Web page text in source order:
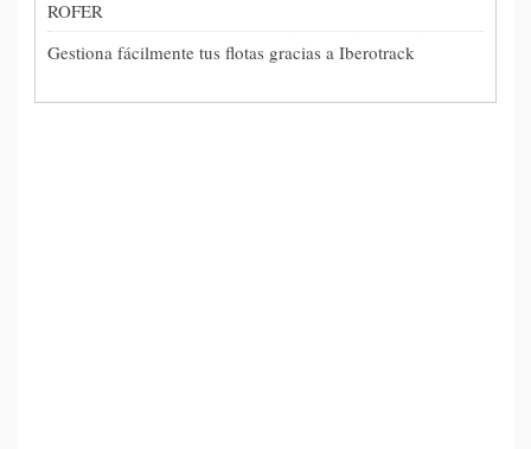
ROFER
Gestiona fácilmente tus flotas gracias a Iberotrack